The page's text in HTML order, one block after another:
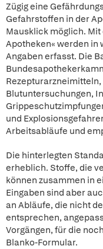
Zügig eine
Gefahrstoffen in der
Mausklick möglich.
Apotheken« werden in
Angaben erfasst. Die
Blutuntersuchungen,
und
Arbeitsabläufe und
Die hinterlegten
erheblich. Stoffe, die
können zusammen in
Eingaben sind aber
an Abläufe, die nicht
entsprechen,
Vorgängen, für die
Blanko-Formular.